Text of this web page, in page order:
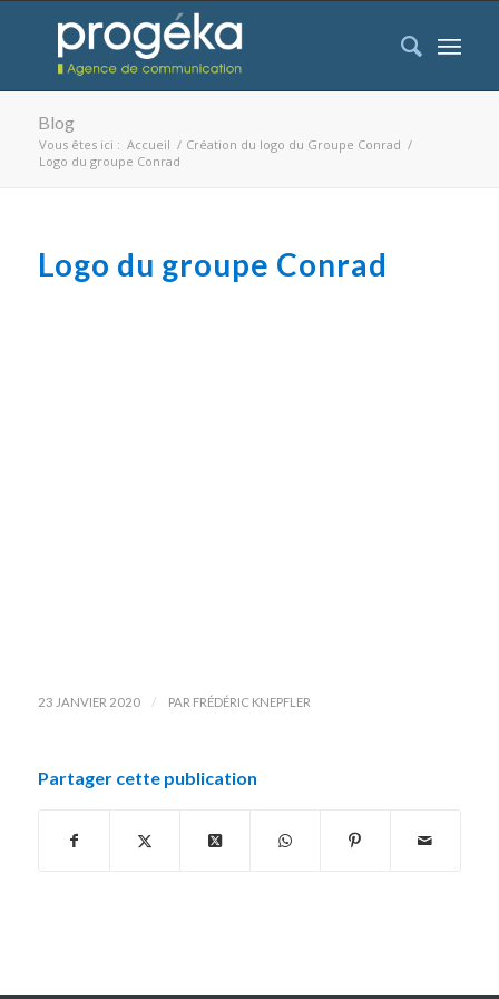
Blog
Vous êtes ici : Accueil / Création du logo du Groupe Conrad /
Logo du groupe Conrad
Logo du groupe Conrad
23 JANVIER 2020 / PAR FRÉDÉRIC KNEPFLER
Partager cette publication